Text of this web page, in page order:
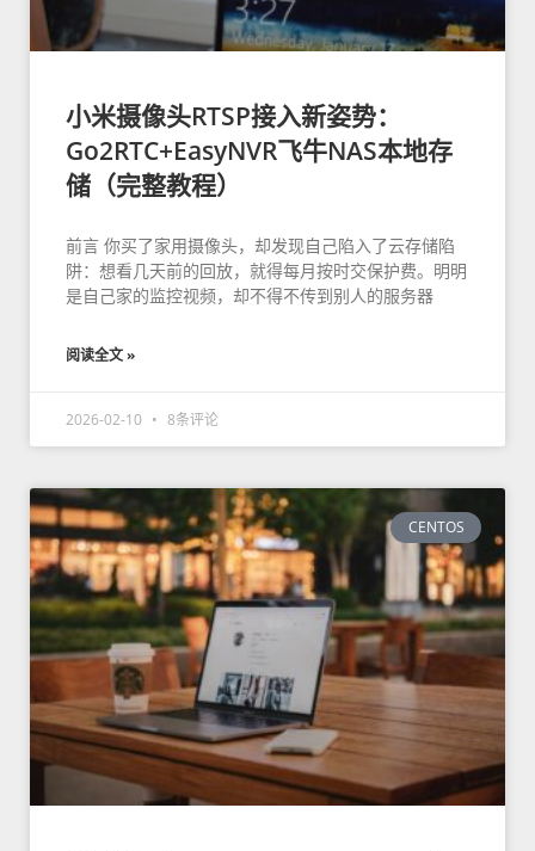
小米摄像头RTSP接入新姿势：
Go2RTC+EasyNVR飞牛NAS本地存
储（完整教程）
前言 你买了家用摄像头，却发现自己陷入了云存储陷
阱：想看几天前的回放，就得每月按时交保护费。明明
是自己家的监控视频，却不得不传到别人的服务器
阅读全文 »
2026-02-10 8条评论
CENTOS